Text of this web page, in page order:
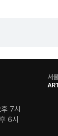
7시
6시
로
고